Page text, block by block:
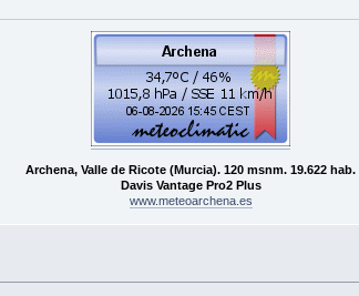
Archena, Valle de Ricote (Murcia). 120 msnm. 19.622 hab.
Davis Vantage Pro2 Plus
www.meteoarchena.es